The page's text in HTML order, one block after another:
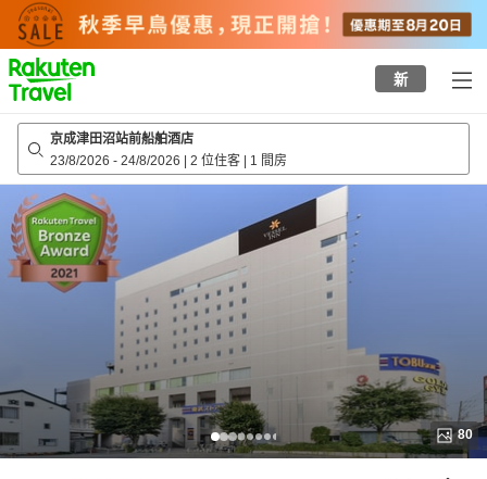
to
top
page
新
京成津田沼站前船舶酒店
23/8/2026 - 24/8/2026 | 2 位住客 | 1 間房
80